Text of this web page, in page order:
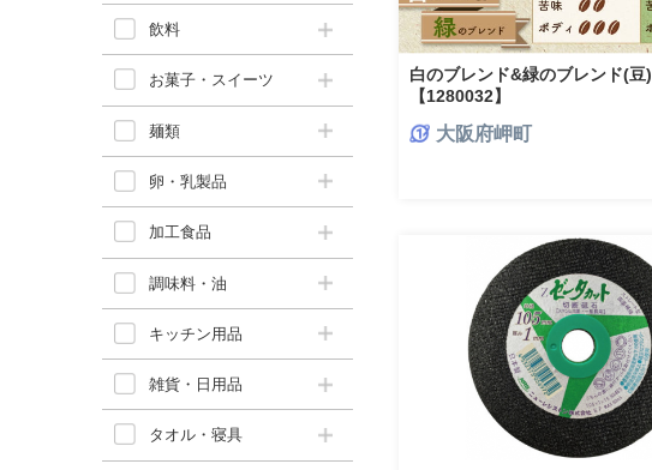
飲料
お菓子・スイーツ
麺類
卵・乳製品
加工食品
調味料・油
キッチン用品
雑貨・日用品
タオル・寝具
白のブレンド&緑のブレンド(豆)
【1280032】
大阪府岬町